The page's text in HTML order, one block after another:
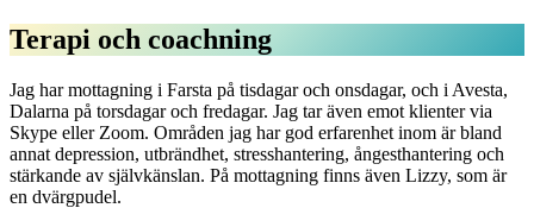
Terapi och coachning
Jag har mottagning i Farsta på tisdagar och onsdagar, och i Avesta,
Dalarna på torsdagar och fredagar. Jag tar även emot klienter via
Skype eller Zoom. Områden jag har god erfarenhet inom är bland
annat depression, utbrändhet, stresshantering, ångesthantering och
stärkande av självkänslan. På mottagning finns även Lizzy, som är
en dvärgpudel.